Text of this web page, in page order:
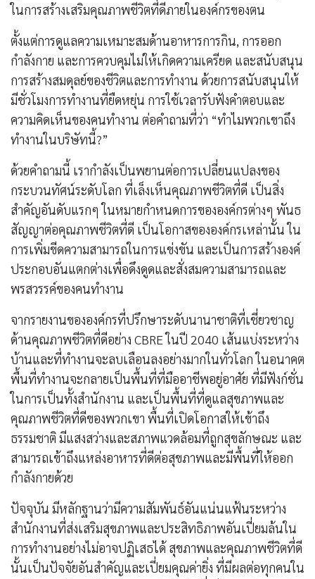
ในการสร้างเสริมคุณภาพชีวิตที่ดีภายในองค์กรของตน
ตั้งแต่การดูแลความเหมาะสมด้านอาหารการกิน, การออก
กำลังกาย และการควบคุมไม่ให้เกิดความเครียด และสนับสนุน
การสร้างสมดุลย์ของชีวิตและการทำงาน ด้วยการสนับสนุนให้
มีชั่วโมงการทำงานที่ยืดหยุ่น การใช้เวลารับฟังคำตอบและ
ความคิดเห็นของคนทำงาน ต่อคำถามที่ว่า “ทำไมพวกเขาถึง
ทำงานในบริษัทนี้?”
ด้วยคำถามนี้ เรากำลังเป็นพยานต่อการเปลี่ยนแปลงของ
กระบวนทัศน์ระดับโลก ที่เล็งเห็นคุณภาพชีวิตที่ดี เป็นสิ่ง
สำคัญอันดับแรกๆ ในหมายกำหนดการขององค์กรต่างๆ พันธ
สัญญาต่อคุณภาพชีวิตที่ดี เป็นโอกาสขององค์กรเหล่านั้น ใน
การเพิ่มขีดความสามารถในการแข่งขัน และเป็นการสร้างองค์
ประกอบอันแตกต่างเพื่อดึงดูดและสั่งสมความสามารถและ
พรสวรรค์ของคนทำงาน
จากรายงานขององค์กรที่ปรึกษาระดับนานาชาติที่เชี่ยวชาญ
ด้านคุณภาพชีวิตที่ดีอย่าง CBRE ในปี 2040 เส้นแบ่งระหว่าง
บ้านและที่ทำงานจะลบเลือนลงอย่างมากในทั่วโลก ในอนาคต
พื้นที่ทำงานจะกลายเป็นพื้นที่ที่มืออาชีพอยู่อาศัย ที่มีฟังก์ชั่น
ในการเป็นทั้งสำนักงาน และเป็นพื้นที่ที่ดูแลสุขภาพและ
คุณภาพชีวิตที่ดีของพวกเขา พื้นที่เปิดโอกาสให้เข้าถึง
ธรรมชาติ มีแสงสว่างและสภาพแวดล้อมที่ถูกสุขลักษณะ และ
สามารถเข้าถึงแหล่งอาหารที่ดีต่อสุขภาพและมีพื้นที่ให้ออก
กำลังกายด้วย
ปัจจุบัน มีหลักฐานว่ามีความสัมพันธ์อันแน่นแฟ้นระหว่าง
สำนักงานที่ส่งเสริมสุขภาพและประสิทธิภาพอันเปี่ยมล้นใน
การทำงานอย่างไม่อาจปฏิเสธได้ สุขภาพและคุณภาพชีวิตที่ดี
นั้นเป็นปัจจัยอันสำคัญและเปี่ยมคุณค่ายิ่ง ที่มีผลต่อทุกคนใน